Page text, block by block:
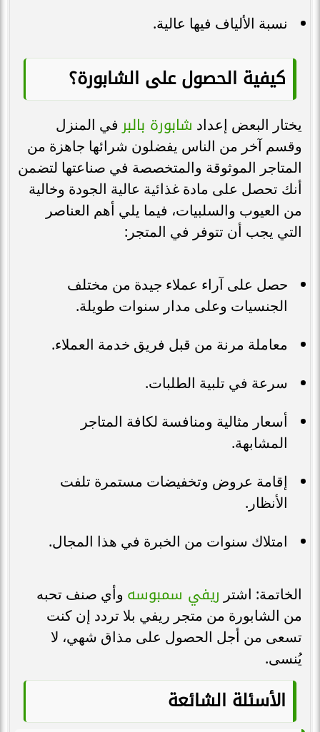
نسبة الألياف فيها عالية.
كيفية الحصول على الشابورة؟
يختار البعض إعداد شابورة بالبر في المنزل
وقسم آخر من الناس يفضلون شرائها جاهزة من
المتاجر الموثوقة والمتخصصة في صناعتها لتضمن
أنك تحصل على مادة غذائية عالية الجودة وخالية
من العيوب والسلبيات، فيما يلي أهم العناصر
التي يجب أن تتوفر في المتجر:
حصل على آراء عملاء جيدة من مختلف
الجنسيات وعلى مدار سنوات طويلة.
معاملة مرنة من قبل فريق خدمة العملاء.
سرعة في تلبية الطلبات.
أسعار مثالية ومنافسة لكافة المتاجر
المشابهة.
إقامة عروض وتخفيضات مستمرة تلفت
الأنظار.
امتلاك سنوات من الخبرة في هذا المجال.
الخاتمة: اشتر ريفي سمبوسه وأي صنف تحبه
من الشابورة من متجر ريفي بلا تردد إن كنت
تسعى من أجل الحصول على مذاق شهي، لا
يُنسى.
الأسئلة الشائعة